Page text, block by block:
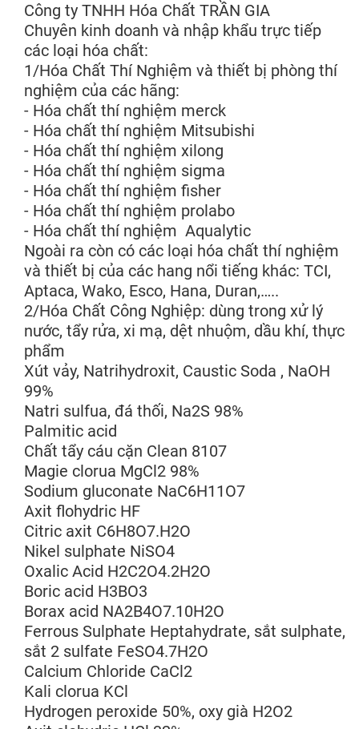
Công ty TNHH Hóa Chất TRẦN GIA
Chuyên kinh doanh và nhập khẩu trực tiếp
các loại hóa chất:
1/Hóa Chất Thí Nghiệm và thiết bị phòng thí
nghiệm của các hãng:
- Hóa chất thí nghiệm merck
- Hóa chất thí nghiệm Mitsubishi
- Hóa chất thí nghiệm xilong
- Hóa chất thí nghiệm sigma
- Hóa chất thí nghiệm fisher
- Hóa chất thí nghiệm prolabo
- Hóa chất thí nghiệm Aqualytic
Ngoài ra còn có các loại hóa chất thí nghiệm
và thiết bị của các hang nổi tiếng khác: TCI,
Aptaca, Wako, Esco, Hana, Duran,…..
2/Hóa Chất Công Nghiệp: dùng trong xử lý
nước, tẩy rửa, xi mạ, dệt nhuộm, dầu khí, thực
phẩm
Xút vảy, Natrihydroxit, Caustic Soda , NaOH
99%
Natri sulfua, đá thối, Na2S 98%
Palmitic acid
Chất tẩy cáu cặn Clean 8107
Magie clorua MgCl2 98%
Sodium gluconate NaC6H11O7
Axit flohydric HF
Citric axit C6H8O7.H2O
Nikel sulphate NiSO4
Oxalic Acid H2C2O4.2H2O
Boric acid H3BO3
Borax acid NA2B4O7.10H2O
Ferrous Sulphate Heptahydrate, sắt sulphate,
sắt 2 sulfate FeSO4.7H2O
Calcium Chloride CaCl2
Kali clorua KCl
Hydrogen peroxide 50%, oxy già H2O2